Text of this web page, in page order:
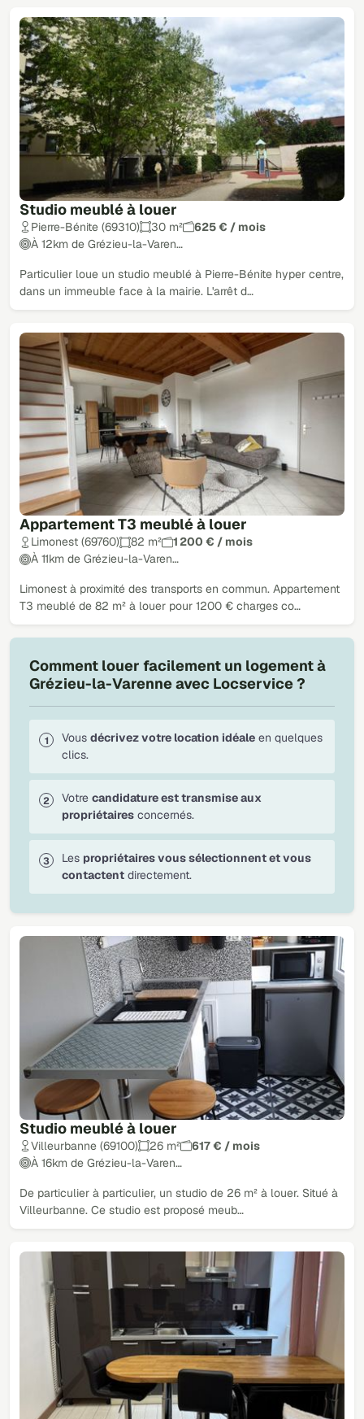
Studio meublé à louer
Pierre-Bénite (69310) 30 m²
625 € / mois
À 12km de Grézieu-la-Varen…
Particulier loue un studio meublé à Pierre-Bénite hyper centre,
dans un immeuble face à la mairie. L'arrêt d…
Appartement T3 meublé à louer
Limonest (69760) 82 m²
1 200 € / mois
À 11km de Grézieu-la-Varen…
Limonest à proximité des transports en commun. Appartement
T3 meublé de 82 m² à louer pour 1200 € charges co…
Studio meublé à louer
Villeurbanne (69100) 26 m²
617 € / mois
À 16km de Grézieu-la-Varen…
De particulier à particulier, un studio de 26 m² à louer. Situé à
Villeurbanne. Ce studio est proposé meub…
Comment louer facilement un logement à
Grézieu-la-Varenne avec Locservice ?
Vous décrivez votre location idéale en quelques
clics.
Votre candidature est transmise aux
propriétaires concernés.
Les propriétaires vous sélectionnent et vous
contactent directement.